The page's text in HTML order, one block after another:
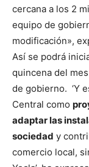
cercana a los 2
equipo de
modificación»,
Así se podrá
quincena del
de gobierno. ‘Y
Central como
adaptar las
sociedad y
comercio local,